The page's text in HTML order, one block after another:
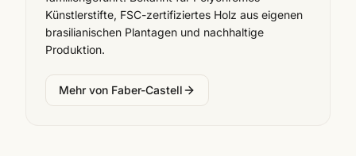
Künstlerstifte, FSC-zertifiziertes Holz aus eigenen
brasilianischen Plantagen und nachhaltige
Produktion.
Mehr von Faber-Castell